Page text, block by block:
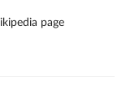
page